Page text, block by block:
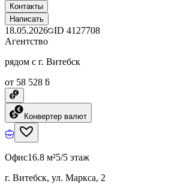
Контакты
Написать
18.05.2026 ID 4127708
Агентство
рядом с г. Витебск
от 58 528 ƃ
Конвертер валют
Офис16.8 м²5/5 этаж
г. Витебск, ул. Маркса, 2